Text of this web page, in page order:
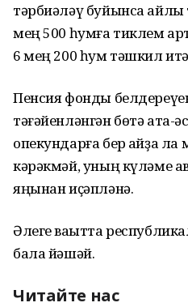
тәрбиәләү буйынса
мең 500 һумға тиклем
6 мең 200 һум тәшкил
Пенсия фонды
тәғәйенләнгән бөтә ата-
опекундарға бер ҡайҙа ла
кәрәкмәй, уның күләме
яңынан иҫәпләнә.
Әлеге ваҡытта
бала йәшәй.
Читайте нас